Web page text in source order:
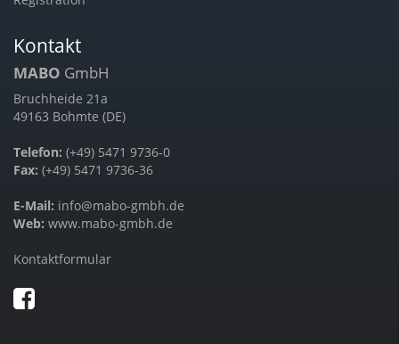
Kontakt
MABO GmbH
Bruchheide 21a
49163 Bohmte (DE)
Telefon: (+49) 5471 9736-0
Fax: (+49) 5471 9736-36
E-Mail: info@mabo-gmbh.de
Web: www.mabo-gmbh.de
Kontaktformular